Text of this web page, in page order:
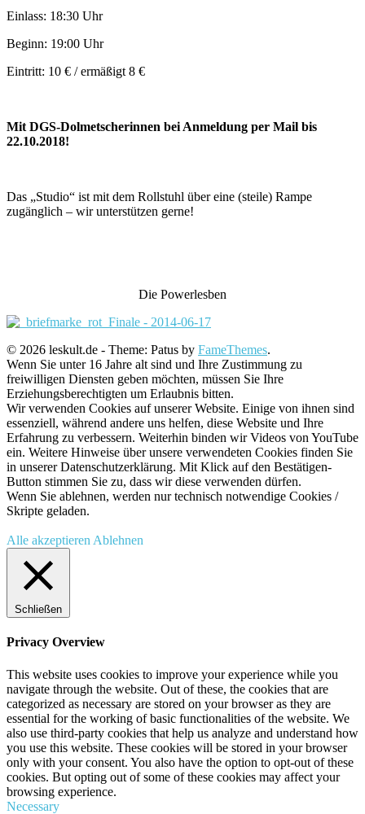
Einlass: 18:30 Uhr
Beginn: 19:00 Uhr
Eintritt: 10 € / ermäßigt 8 €
Mit DGS-Dolmetscherinnen bei Anmeldung per Mail bis
22.10.2018!
Das „Studio“ ist mit dem Rollstuhl über eine (steile) Rampe
zugänglich – wir unterstützen gerne!
Die Powerlesben
© 2026 leskult.de - Theme: Patus by FameThemes.
Wenn Sie unter 16 Jahre alt sind und Ihre Zustimmung zu
freiwilligen Diensten geben möchten, müssen Sie Ihre
Erziehungsberechtigten um Erlaubnis bitten.
Wir verwenden Cookies auf unserer Website. Einige von ihnen sind
essenziell, während andere uns helfen, diese Website und Ihre
Erfahrung zu verbessern. Weiterhin binden wir Videos von YouTube
ein. Weitere Hinweise über unsere verwendeten Cookies finden Sie
in unserer Datenschutzerklärung. Mit Klick auf den Bestätigen-
Button stimmen Sie zu, dass wir diese verwenden dürfen.
Wenn Sie ablehnen, werden nur technisch notwendige Cookies /
Skripte geladen.
Alle akzeptieren Ablehnen
Schließen
Privacy Overview
This website uses cookies to improve your experience while you
navigate through the website. Out of these, the cookies that are
categorized as necessary are stored on your browser as they are
essential for the working of basic functionalities of the website. We
also use third-party cookies that help us analyze and understand how
you use this website. These cookies will be stored in your browser
only with your consent. You also have the option to opt-out of these
cookies. But opting out of some of these cookies may affect your
browsing experience.
Necessary